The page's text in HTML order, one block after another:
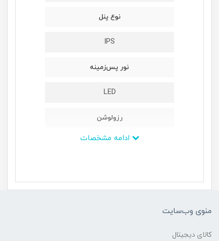
نوع پنل
IPS
نور پس‌زمینه
LED
رزولوشن
399x177x651 میلی‌متر
منوی وب‌سایت
کالای دیجیتال